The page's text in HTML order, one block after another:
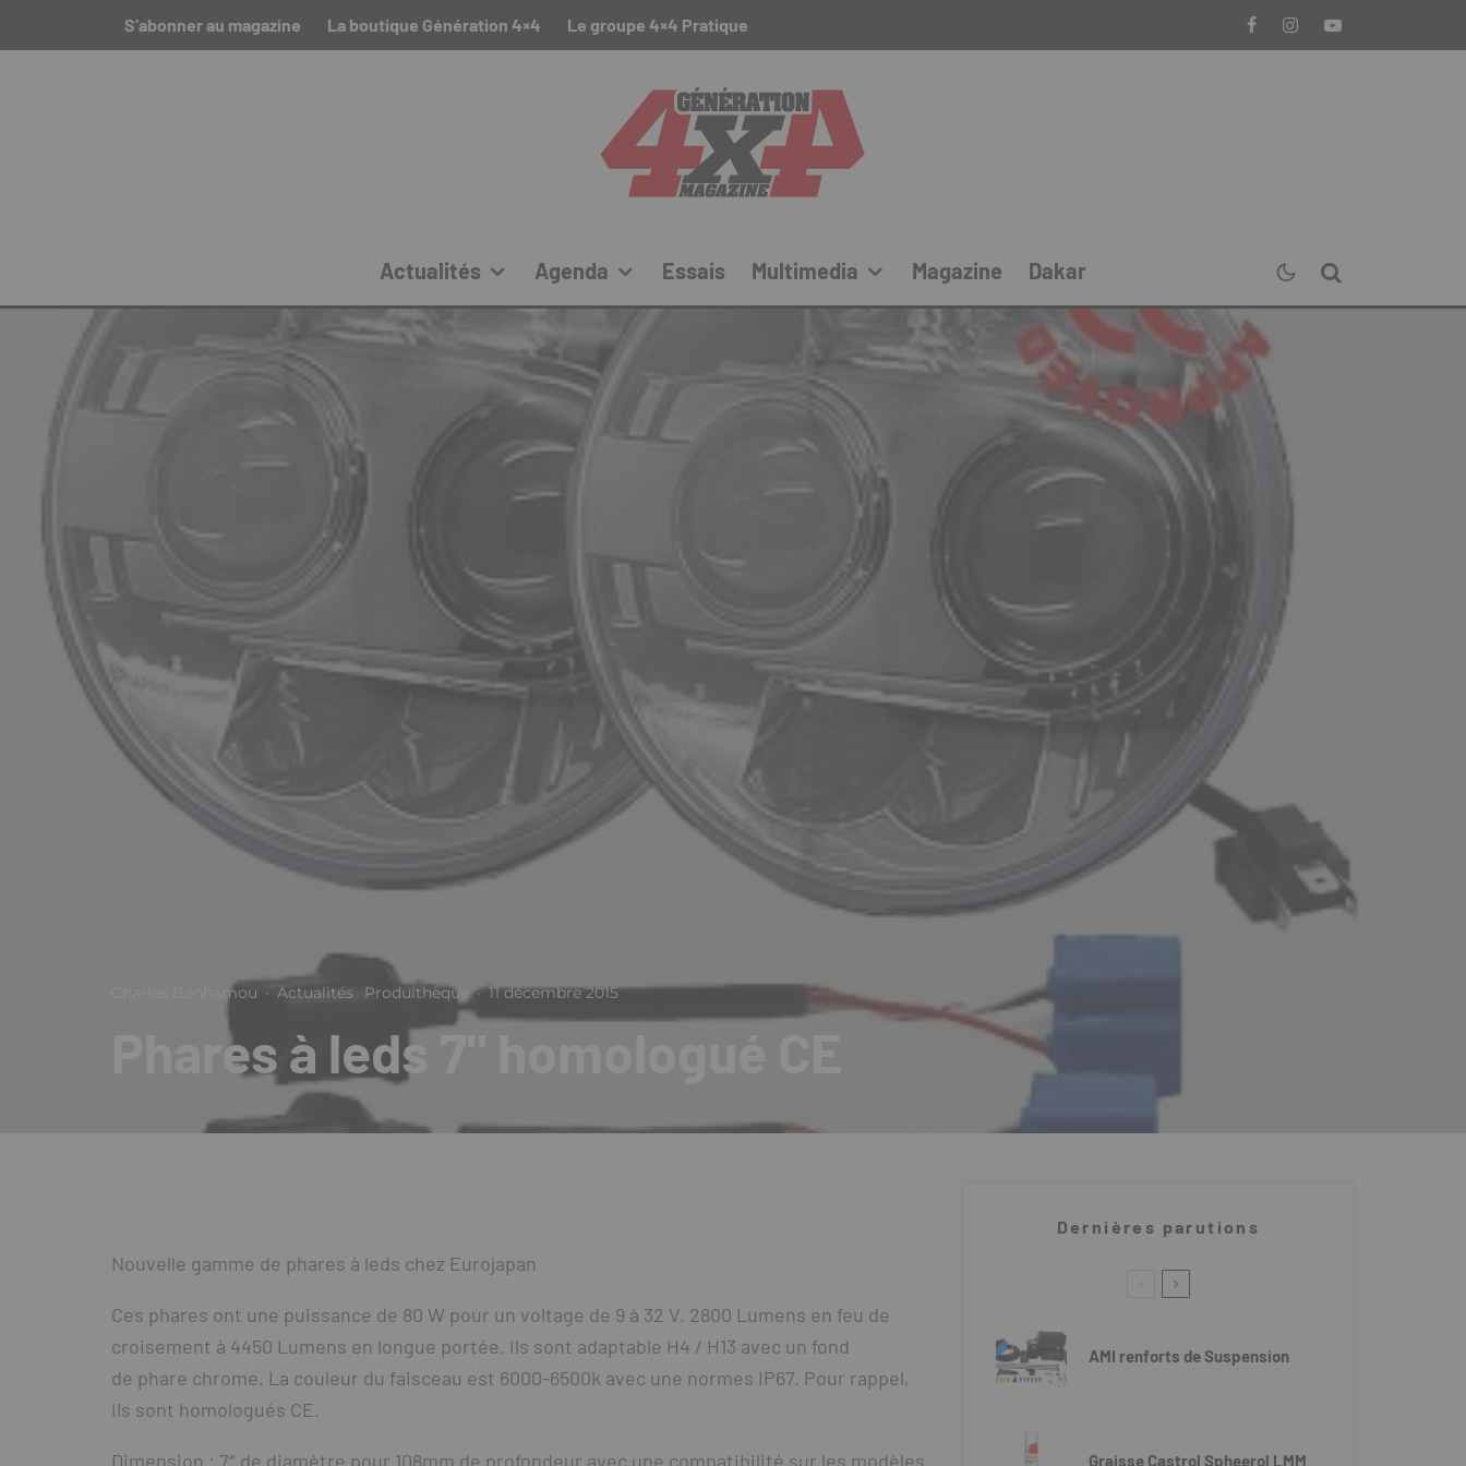
S’abonner au magazine La boutique Génération 4×4 Le groupe 4×4 Pratique
Actualités Agenda Essais Multimedia Magazine Dakar
Charles Benhamou · Actualités Produithèque · 11 décembre 2015
Phares à leds 7" homologué CE
Nouvelle gamme de phares à leds chez Eurojapan
Ces phares ont une puissance de 80 W pour un voltage de 9 à 32 V. 2800 Lumens en feu de
croisement à 4450 Lumens en longue portée. Ils sont adaptable H4 / H13 avec un fond
de phare chrome. La couleur du faisceau est 6000-6500k avec une normes IP67. Pour rappel,
ils sont homologués CE.
Dimension : 7″ de diamètre pour 108mm de profondeur avec une compatibilité sur les modèles
Dernières parutions
AMI renforts de Suspension
Graisse Castrol Spheerol LMM